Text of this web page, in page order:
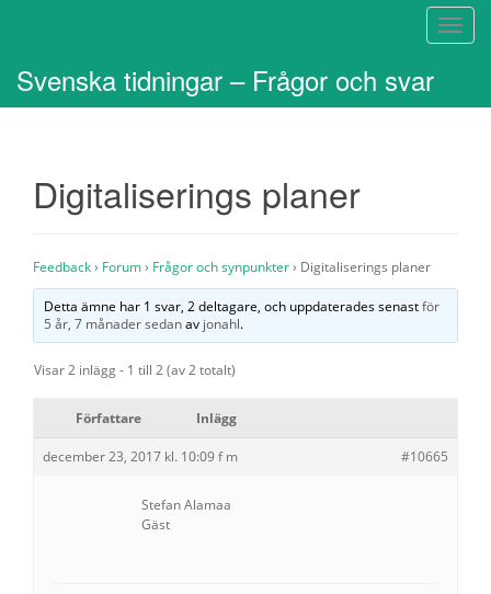
S
p
Svenska tidningar – Frågor och svar
Digitaliserings planer
Feedback› Forum› Frågor och synpunkter› Digitaliserings planer
Detta ämne har 1 svar, 2 deltagare, och uppdaterades senastför
5 år, 7 månader sedanav jonahl.
Visar 2 inlägg - 1 till 2 (av 2 totalt)
Författare Inlägg
december 23, 2017 kl. 10:09 f m #10665
Stefan Alamaa
Gäst